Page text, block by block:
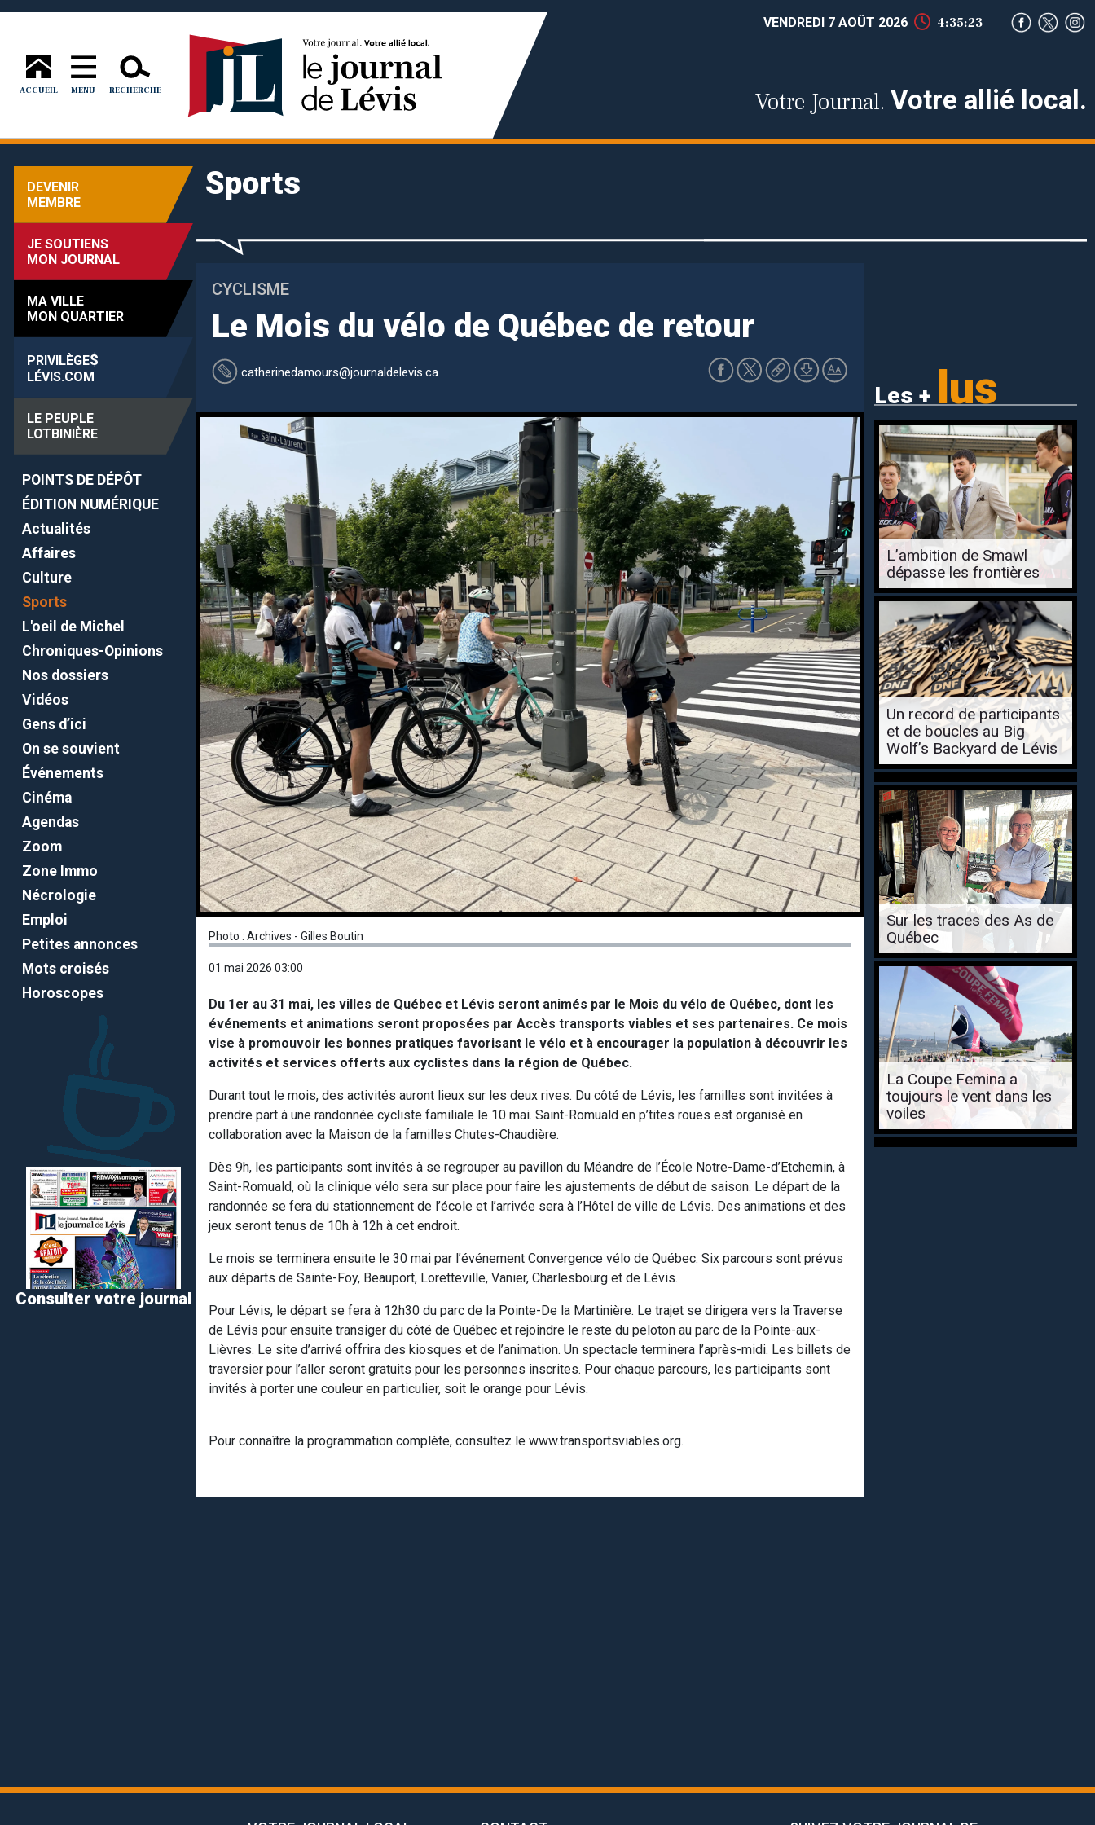
ACCUEIL MENU RECHERCHE
VENDREDI 7 AOÛT 2026 4:35:24
Votre Journal. Votre allié local.
DEVENIR
MEMBRE
JE SOUTIENS
MON JOURNAL
MA VILLE
MON QUARTIER
PRIVILÈGE$
LÉVIS.COM
LE PEUPLE
LOTBINIÈRE
POINTS DE DÉPÔT
ÉDITION NUMÉRIQUE
Actualités
Affaires
Culture
Sports
L'oeil de Michel
Chroniques-Opinions
Nos dossiers
Vidéos
Gens d’ici
On se souvient
Événements
Cinéma
Agendas
Zoom
Zone Immo
Nécrologie
Emploi
Petites annonces
Mots croisés
Horoscopes
Consulter votre journal
Sports
CYCLISME
Le Mois du vélo de Québec de retour
catherinedamours@journaldelevis.ca
Les + lus
Photo : Archives - Gilles Boutin
01 mai 2026 03:00
Du 1er au 31 mai, les villes de Québec et Lévis seront animés par le Mois du vélo de Québec, dont les
événements et animations seront proposées par Accès transports viables et ses partenaires. Ce mois
vise à promouvoir les bonnes pratiques favorisant le vélo et à encourager la population à découvrir les
activités et services offerts aux cyclistes dans la région de Québec.
Durant tout le mois, des activités auront lieux sur les deux rives. Du côté de Lévis, les familles sont invitées à
prendre part à une randonnée cycliste familiale le 10 mai. Saint-Romuald en p’tites roues est organisé en
collaboration avec la Maison de la familles Chutes-Chaudière.
Dès 9h, les participants sont invités à se regrouper au pavillon du Méandre de l’École Notre-Dame-d’Etchemin, à
Saint-Romuald, où la clinique vélo sera sur place pour faire les ajustements de début de saison. Le départ de la
randonnée se fera du stationnement de l’école et l’arrivée sera à l’Hôtel de ville de Lévis. Des animations et des
jeux seront tenus de 10h à 12h à cet endroit.
Le mois se terminera ensuite le 30 mai par l’événement Convergence vélo de Québec. Six parcours sont prévus
aux départs de Sainte-Foy, Beauport, Loretteville, Vanier, Charlesbourg et de Lévis.
Pour Lévis, le départ se fera à 12h30 du parc de la Pointe-De la Martinière. Le trajet se dirigera vers la Traverse
de Lévis pour ensuite transiger du côté de Québec et rejoindre le reste du peloton au parc de la Pointe-aux-
Lièvres. Le site d’arrivé offrira des kiosques et de l’animation. Un spectacle terminera l’après-midi. Les billets de
traversier pour l’aller seront gratuits pour les personnes inscrites. Pour chaque parcours, les participants sont
invités à porter une couleur en particulier, soit le orange pour Lévis.
Pour connaître la programmation complète, consultez le www.transportsviables.org.
L’ambition de Smawl
dépasse les frontières
Un record de participants
et de boucles au Big
Wolf’s Backyard de Lévis
Sur les traces des As de
Québec
La Coupe Femina a
toujours le vent dans les
voiles